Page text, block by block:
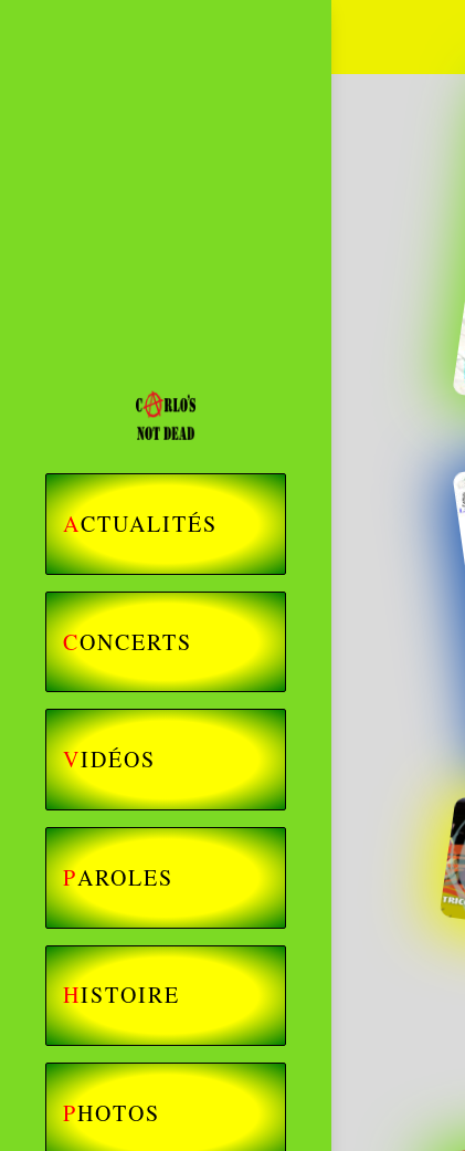
ACTUALITÉS
CONCERTS
VIDÉOS
PAROLES
HISTOIRE
PHOTOS